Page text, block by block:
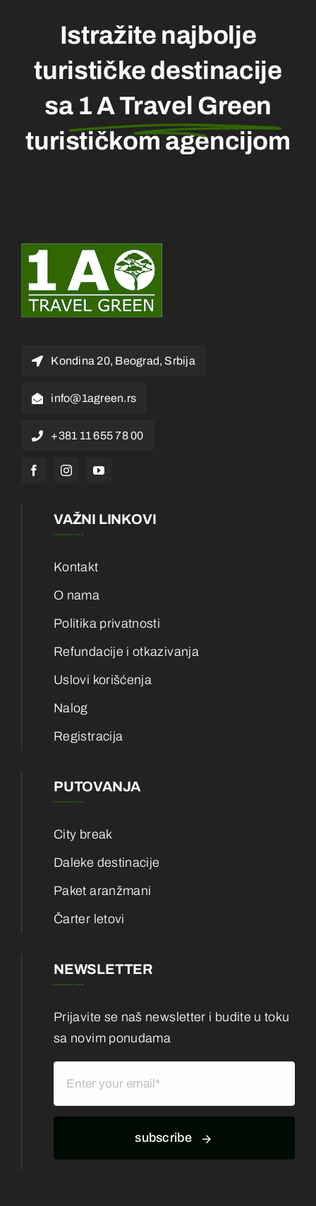
Istražite najbolje
turističke destinacije
sa 1 A Travel Green
turističkom agencijom
Kondina 20, Beograd, Srbija
info@1agreen.rs
+381 11 655 78 00
VAŽNI LINKOVI
Kontakt
O nama
Politika privatnosti
Refundacije i otkazivanja
Uslovi korišćenja
Nalog
Registracija
PUTOVANJA
City break
Daleke destinacije
Paket aranžmani
Čarter letovi
NEWSLETTER
Prijavite se naš newsletter i budite u toku
sa novim ponudama
subscribe